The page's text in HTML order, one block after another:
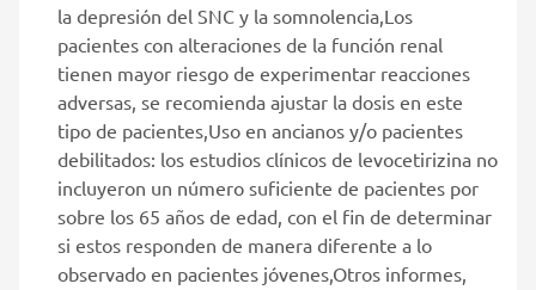
la depresión del SNC y la somnolencia,Los
pacientes con alteraciones de la función renal
tienen mayor riesgo de experimentar reacciones
adversas, se recomienda ajustar la dosis en este
tipo de pacientes,Uso en ancianos y/o pacientes
debilitados: los estudios clínicos de levocetirizina no
incluyeron un número suficiente de pacientes por
sobre los 65 años de edad, con el fin de determinar
si estos responden de manera diferente a lo
observado en pacientes jóvenes,Otros informes,